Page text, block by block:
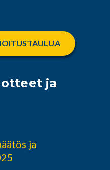
ja
ja